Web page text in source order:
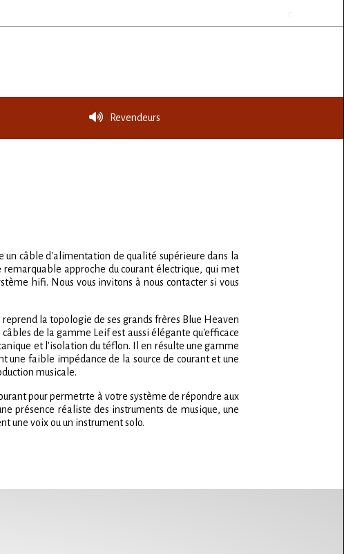
Revendeurs
un câble d'alimentation de qualité supérieure dans la
approche du courant électrique, qui met
hifi. Nous vous invitons à nous contacter si vous
la topologie de ses grands frères Blue Heaven
de la gamme Leif est aussi élégante qu'efficace
et l'isolation du téflon. Il en résulte une gamme
faible impédance de la source de courant et une
musicale.
pour permetrte à votre système de répondre aux
présence réaliste des instruments de musique, une
une voix ou un instrument solo.